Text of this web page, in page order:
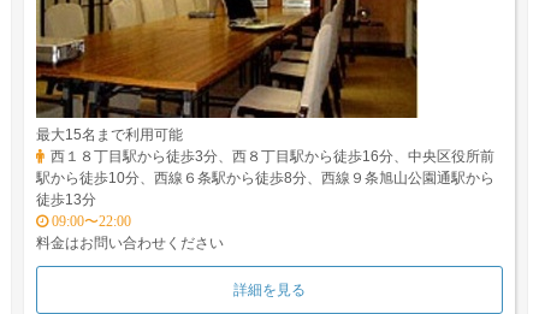
最大15名まで利用可能
西１８丁目駅から徒歩3分、西８丁目駅から徒歩16分、中央区役所前
駅から徒歩10分、西線６条駅から徒歩8分、西線９条旭山公園通駅から
徒歩13分
09:00〜22:00
料金はお問い合わせください
詳細を見る